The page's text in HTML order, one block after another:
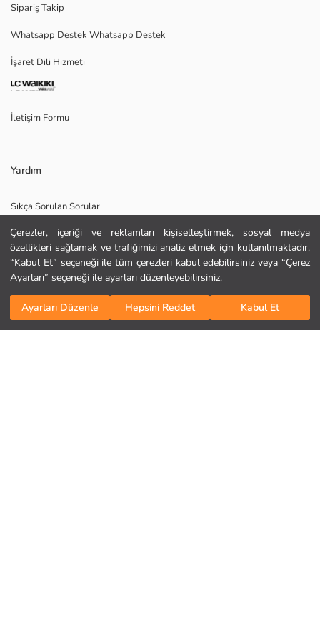
Çerezler, içeriği ve reklamları kişiselleştirmek, sosyal medya
özellikleri sağlamak ve trafiğimizi analiz etmek için kullanılmaktadır.
“Kabul Et” seçeneği ile tüm çerezleri kabul edebilirsiniz veya “Çerez
Ayarları” seçeneği ile ayarları düzenleyebilirsiniz.
Ayarları Düzenle Hepsini Reddet Kabul Et
Sepete Ekle
Ana Kumaş:
Menşei:
Satıcı:
Cinsiyet:
KURU TEMİZLEME YAPILAMAZ
TAMBURLU KURUTMA YAPMAYINIZ
AĞARTICI KULLANMAYINIZ
MAKSİMUM 30 °C SICAKLIKTA YIKAYINIZ
Sipariş Takip
Whatsapp Destek Whatsapp Destek
İşaret Dili Hizmeti
İletişim Formu
Yardım
Sıkça Sorulan Sorular
İade
Site Haritası
Bizi Takip Edin